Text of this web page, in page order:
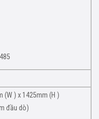
(W ) x 1425mm (H )
đầu dò)